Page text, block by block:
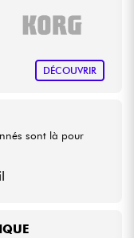
DÉCOUVRIR
sont là pour